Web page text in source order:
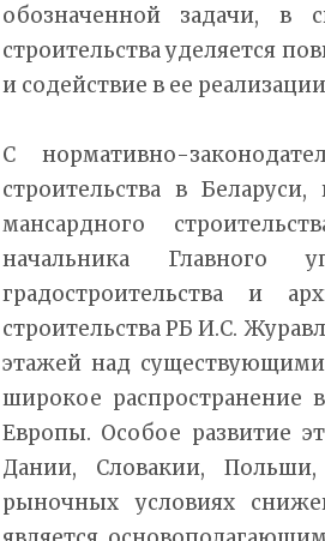
обозначенной задачи, в
строительства уделяется
и содействие в ее
С нормативно-
строительства в
мансардного
начальника Главного
градостроительства и
строительства РБ И.С.
этажей над
широкое распространение
Европы. Особое развитие
Дании, Словакии,
рыночных условиях